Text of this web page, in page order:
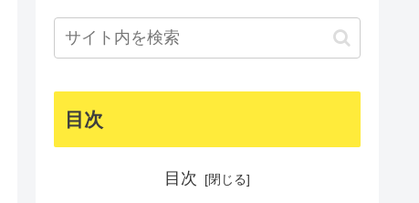
目次
目次